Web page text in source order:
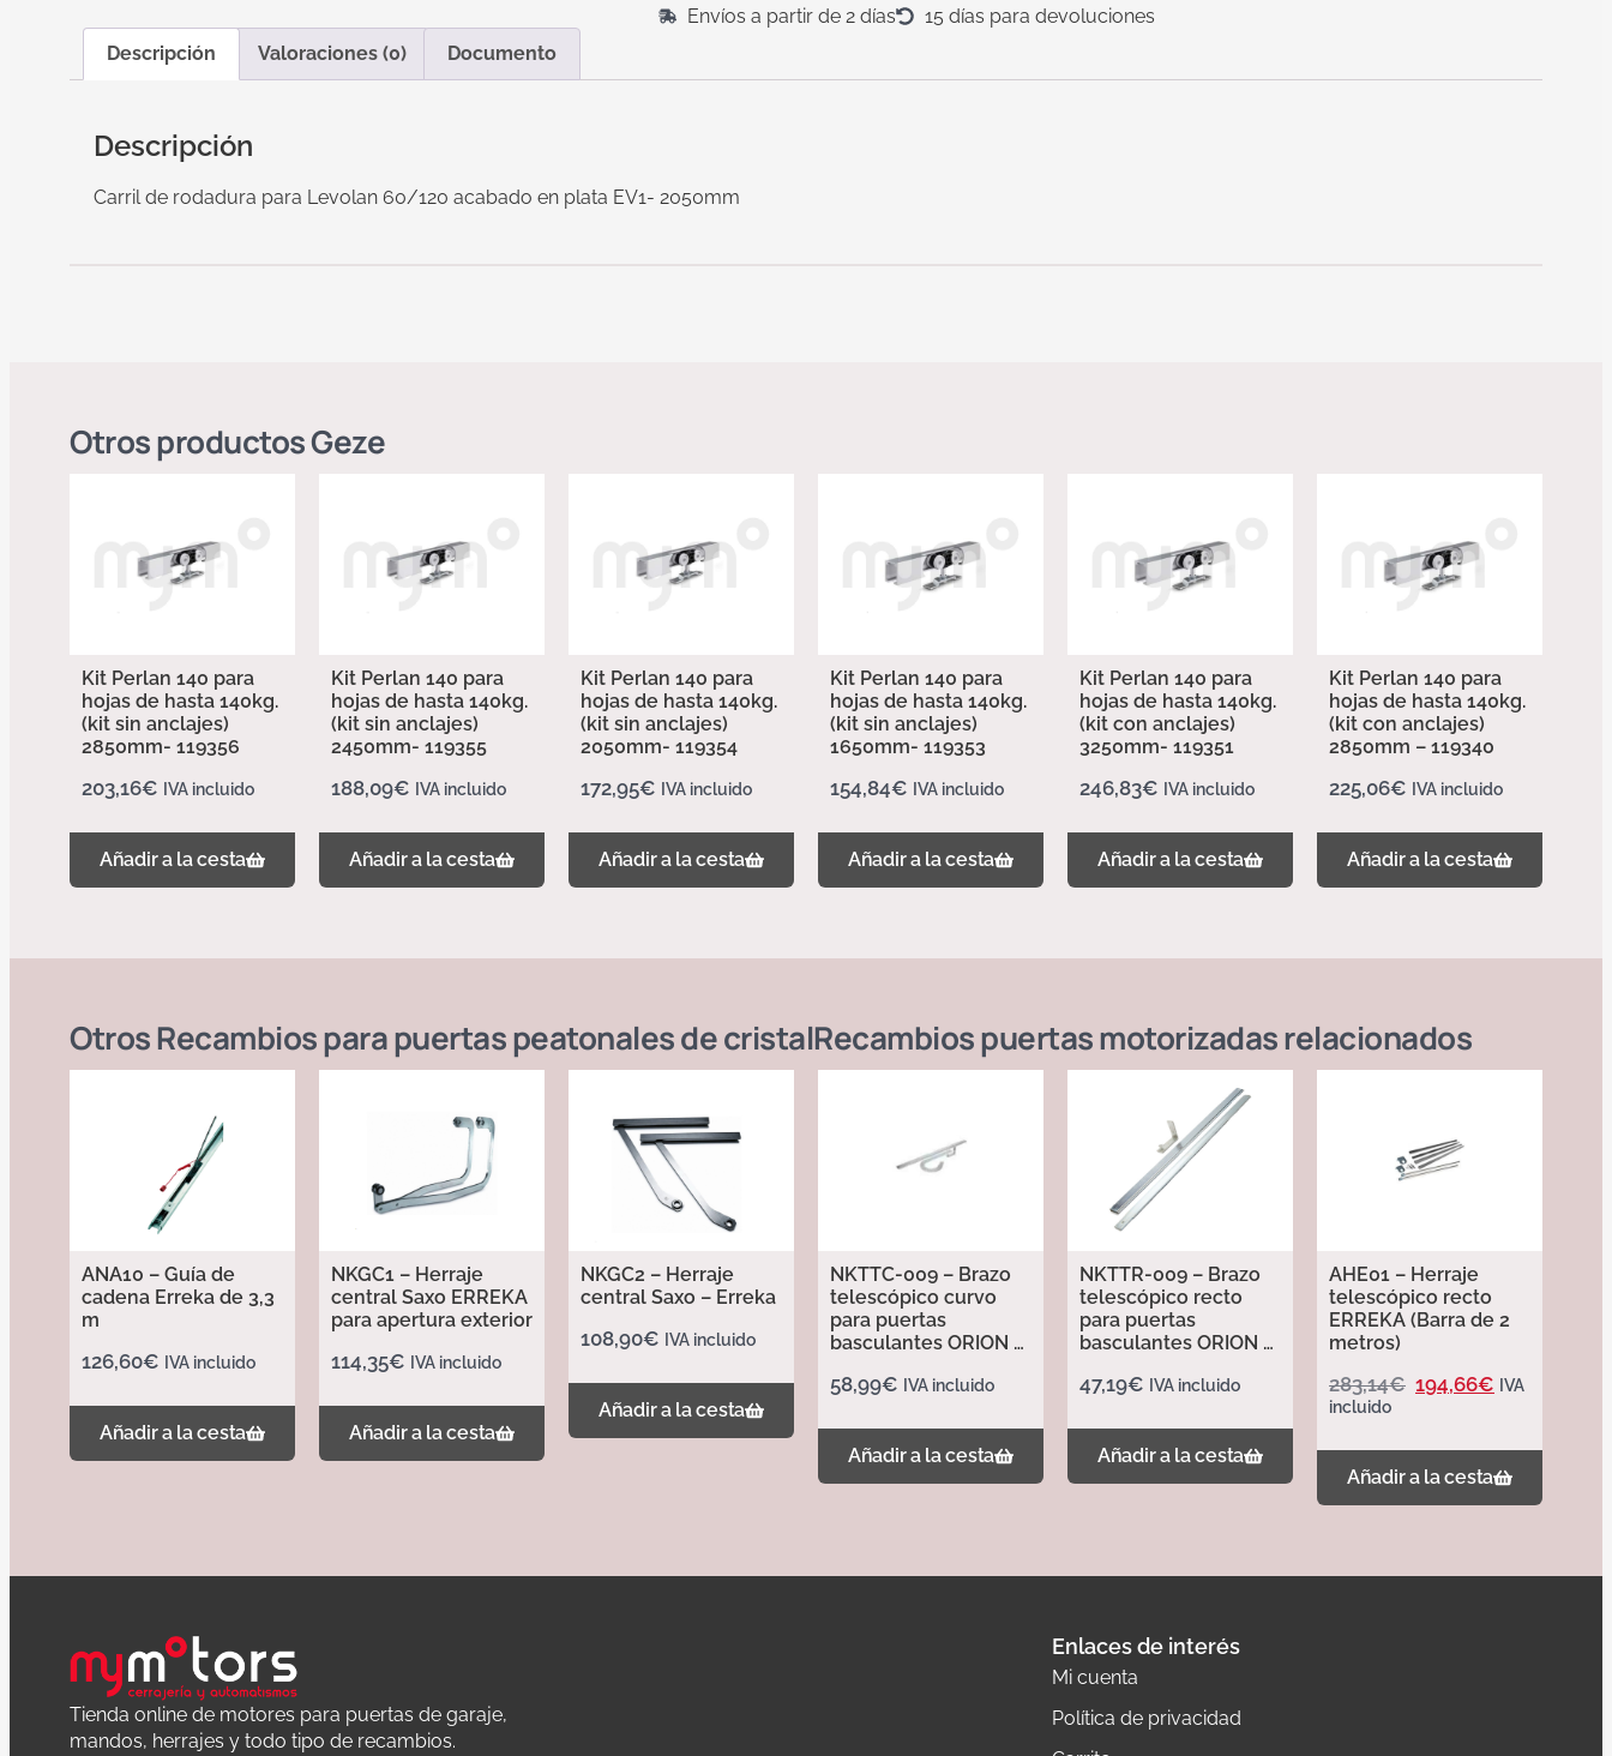
Envíos a partir de 2 días
15 días para devoluciones
Descripción
Valoraciones (0) Documento
Descripción
Carril de rodadura para Levolan 60/120 acabado en plata EV1- 2050mm
Otros productosGeze
Kit Perlan 140 para
hojas de hasta 140kg.
(kit sin anclajes)
2850mm- 119356
203,16€ IVA incluido
Añadir a la cesta
Kit Perlan 140 para
hojas de hasta 140kg.
(kit sin anclajes)
2450mm- 119355
188,09€ IVA incluido
Añadir a la cesta
Kit Perlan 140 para
hojas de hasta 140kg.
(kit sin anclajes)
2050mm- 119354
172,95€ IVA incluido
Añadir a la cesta
Kit Perlan 140 para
hojas de hasta 140kg.
(kit sin anclajes)
1650mm- 119353
154,84€ IVA incluido
Añadir a la cesta
Kit Perlan 140 para
hojas de hasta 140kg.
(kit con anclajes)
3250mm- 119351
246,83€ IVA incluido
Añadir a la cesta
Kit Perlan 140 para
hojas de hasta 140kg.
(kit con anclajes)
2850mm – 119340
225,06€ IVA incluido
Añadir a la cesta
OtrosRecambios para puertas peatonales de cristalRecambios puertas motorizadasrelacionados
ANA10 – Guía de
cadena Erreka de 3,3
m
126,60€ IVA incluido
Añadir a la cesta
NKGC1 – Herraje
central Saxo ERREKA
para apertura exterior
114,35€ IVA incluido
Añadir a la cesta
NKGC2 – Herraje
central Saxo – Erreka
108,90€ IVA incluido
Añadir a la cesta
NKTTC-009 – Brazo
telescópico curvo
para puertas
basculantes ORION –
58,99€ IVA incluido
Añadir a la cesta
NKTTR-009 – Brazo
telescópico recto
para puertas
basculantes ORION –
47,19€ IVA incluido
Añadir a la cesta
AHE01 – Herraje
telescópico recto
ERREKA (Barra de 2
metros)
283,14€ 194,66€ IVA
incluido
Añadir a la cesta
Tienda online de motores para puertas de garaje,
mandos, herrajes y todo tipo de recambios.
Enlaces de interés
Mi cuenta
Política de privacidad